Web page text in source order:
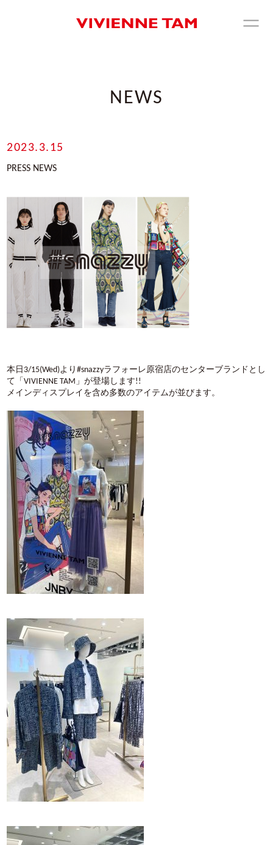
NEWS
2023.3.15
PRESS NEWS
本日3/15(Wed)より#snazzyラフォーレ原宿店のセンターブランドとし
て「VIVIENNE TAM」が登場します!!
メインディスプレイを含め多数のアイテムが並びます。